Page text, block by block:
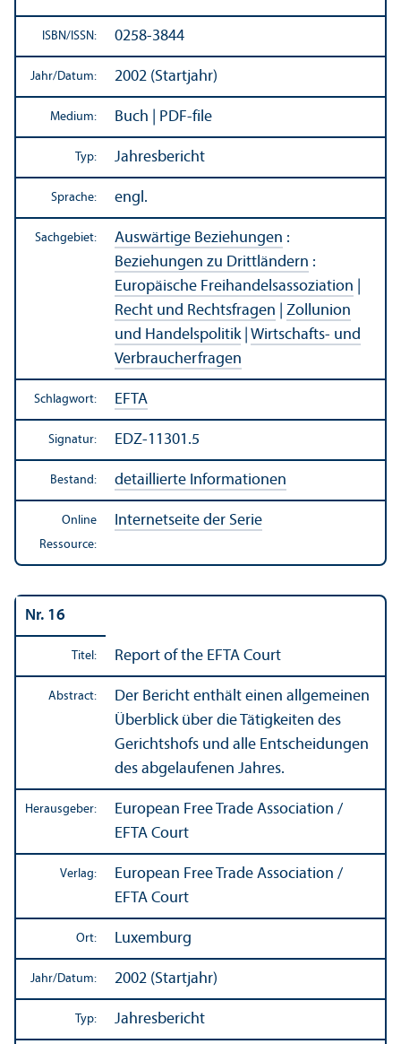
ISBN/ISSN: 0258-3844
Jahr/Datum: 2002 (Startjahr)
Medium: Buch | PDF-file
Typ: Jahresbericht
Sprache: engl.
Sachgebiet: Auswärtige Beziehungen :
Beziehungen zu Drittländern :
Europäische Freihandels­assoziation
Recht und Rechts­fragen
Zollunion
und Handels­politik| Wirtschafts- und
Verbraucherfragen
Schlagwort: EFTA
Signatur: EDZ-11301.5
Bestand: detaillierte Informationen
Online
Ressource:
Internetseite der Serie
Nr. 16
Titel: Report of the EFTA Court
Abstract:
Der Bericht enthält einen allgemeinen
Über­blick über die Tätigkeiten des
Gerichtshofs und alle Entscheidungen
des abgelaufenen Jahres.
Herausgeber:
European Free Trade Association /
EFTA Court
Verlag:
European Free Trade Association /
EFTA Court
Ort: Luxemburg
Jahr/Datum: 2002 (Startjahr)
Typ: Jahresbericht